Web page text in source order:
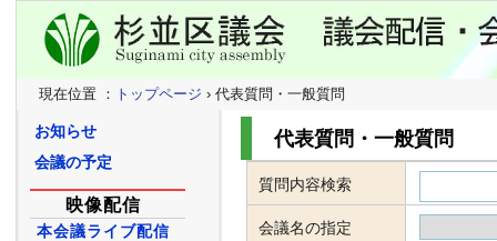
現在位置 ： トップページ › 代表質問・一般質問
代表質問・一般質問
質問内容検索
会議名の指定
お知らせ
会議の予定
映像配信
本会議ライブ配信